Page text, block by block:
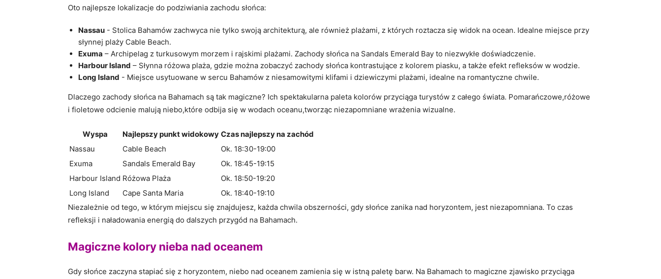
Oto najlepsze​ lokalizacje do podziwiania⁤ zachodu⁣ słońca:
Nassau ​- Stolica⁤ Bahamów ⁣zachwyca nie tylko ⁤swoją ⁤architekturą, ale również plażami, z których‌ roztacza się widok na⁤ ocean. Idealne miejsce przy
słynnej plaży Cable ⁤Beach.
Exuma – ⁢Archipelag z turkusowym‌ morzem i rajskimi plażami. ‌Zachody⁣ słońca ‌na Sandals Emerald Bay to niezwykłe ‌doświadczenie.
Harbour Island – Słynna różowa plaża, gdzie można zobaczyć zachody słońca kontrastujące ⁤z kolorem piasku, a‌ także efekt‍ refleksów w wodzie.
Long‌ Island ​- Miejsce usytuowane w sercu Bahamów z ⁢niesamowitymi klifami i dziewiczymi plażami, idealne‌ na‍ romantyczne ⁤chwile.
Dlaczego zachody ‌słońca na​ Bahamach⁣ są tak magiczne? Ich spektakularna paleta kolorów przyciąga turystów z całego świata. Pomarańczowe,różowe
i​ fioletowe odcienie malują niebo,które odbija się w wodach oceanu,tworząc niezapomniane wrażenia ⁣wizualne.
Wyspa Najlepszy⁣ punkt widokowy Czas najlepszy na zachód
Nassau
Cable Beach
Ok. 18:30-19:00
Exuma
Sandals Emerald Bay
Ok. 18:45-19:15
Harbour ‍Island Różowa Plaża
Ok. 18:50-19:20
Long Island
Cape Santa Maria
Ok. ⁢18:40-19:10
Niezależnie od tego,⁤ w którym‍ miejscu się znajdujesz, każda chwila obszerności, ‌gdy‍ słońce zanika nad horyzontem, jest niezapomniana. To czas
refleksji i ‍naładowania energią do dalszych przygód na Bahamach.
Magiczne kolory nieba‌ nad oceanem
Gdy słońce​ zaczyna stapiać ⁣się z horyzontem, niebo nad ‍oceanem zamienia⁣ się w ⁤istną ⁢paletę barw. Na Bahamach to magiczne zjawisko przyciąga